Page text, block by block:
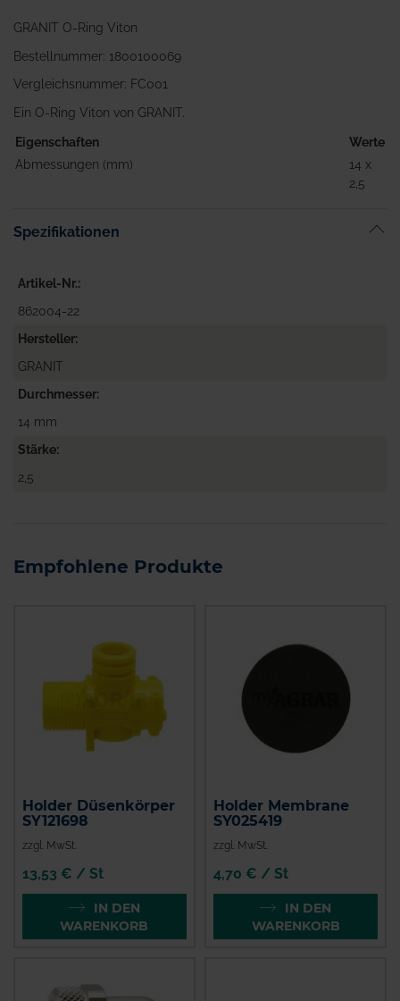
GRANIT O-Ring Viton
Bestellnummer: 1800100069
Vergleichsnummer: FC001
Ein O-Ring Viton von GRANIT.
Eigenschaften
Werte
Abmessungen (mm)
14 x
2,5
Spezifikationen
Artikel-Nr.
862004-22
Hersteller
GRANIT
Durchmesser
14 mm
Stärke
2,5
Empfohlene Produkte
Holder Düsenkörper
SY121698
zzgl. MwSt.
13,53 € / St
IN DEN
WARENKORB
Holder Membrane
SY025419
zzgl. MwSt.
4,70 € / St
IN DEN
WARENKORB